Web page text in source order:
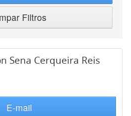
Filtros
Sena Cerqueira Reis
E-mail